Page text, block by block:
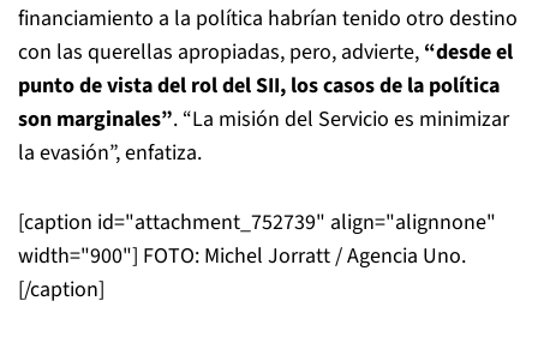
financiamiento a la política habrían tenido otro destino
con las querellas apropiadas, pero, advierte, “desde el
punto de vista del rol del SII, los casos de la política
son marginales”. “La misión del Servicio es minimizar
la evasión”, enfatiza.
[caption id="attachment_752739" align="alignnone"
width="900"] FOTO: Michel Jorratt / Agencia Uno.
[/caption]